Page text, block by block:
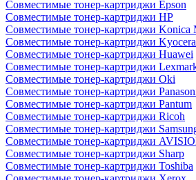
Совместимые тонер-картриджи Epson
Совместимые тонер-картриджи HP
Совместимые тонер-картриджи Konica
Совместимые тонер-картриджи Kyocera
Совместимые тонер-картриджи Huawei
Совместимые тонер-картриджи
Совместимые тонер-картриджи Oki
Совместимые тонер-картриджи
Совместимые тонер-картриджи Pantum
Совместимые тонер-картриджи Ricoh
Совместимые тонер-картриджи
Совместимые тонер-картриджи
Совместимые тонер-картриджи Sharp
Совместимые тонер-картриджи Toshiba